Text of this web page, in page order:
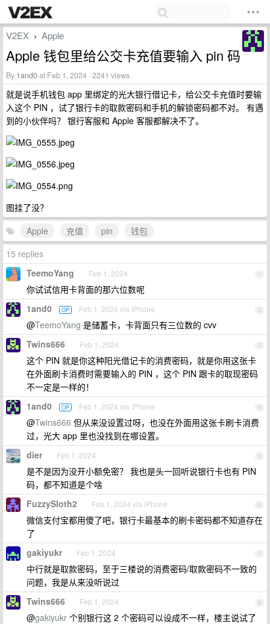
V2EX › Apple
Apple 钱包里给公交卡充值要输入 pin 码
By 1and0at Feb 1, 2024 · 2241 views
就是说手机钱包 app 里绑定的光大银行借记卡，给公交卡充值时要输
入这个 PIN ，试了银行卡的取款密码和手机的解锁密码都不对。 有遇
到的小伙伴吗？ 银行客服和 Apple 客服都解决不了。
图挂了没？
Apple
充值 pin
钱包
15 replies
1
TeemoYang Feb 1, 2024
你试试信用卡背面的那六位数呢
2
1and0 OP Feb 1, 2024 via iPhone
@TeemoYang 是储蓄卡，卡背面只有三位数的 cvv
3
Twins666 Feb 1, 2024
这个 PIN 就是你这种阳光借记卡的消费密码，就是你用这张卡
在外面刷卡消费时需要输入的 PIN ，这个 PIN 跟卡的取现密码
不一定是一样的！
4
1and0 OP Feb 1, 2024 via iPhone
@Twins666 但从来没设置过呀，也没在外面用这张卡刷卡消费
过，光大 app 里也没找到在哪设置。
5
dier Feb 1, 2024
是不是因为没开小额免密？ 我也是头一回听说银行卡也有 PIN
码，都不知道是个啥
6
FuzzySloth2 Feb 1, 2024 via iPhone
微信支付宝都用傻了吧，银行卡最基本的刷卡密码都不知道存在
了
7
gakiyukr Feb 1, 2024
中行就是取款密码，至于三楼说的消费密码/取款密码不一致的
问题，我是从来没听说过
8
Twins666 Feb 1, 2024
@gakiyukr 个别银行这 2 个密码可以设成不一样，楼主说试了